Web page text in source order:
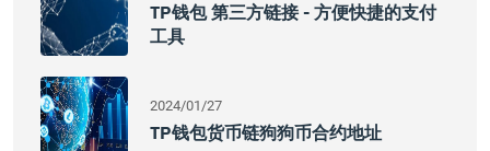
TP钱包 第三方链接 - 方便快捷的支付
工具
2024/01/27
TP钱包货币链狗狗币合约地址